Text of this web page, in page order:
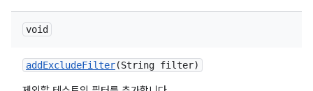
void
addExcludeFilter(String filter)